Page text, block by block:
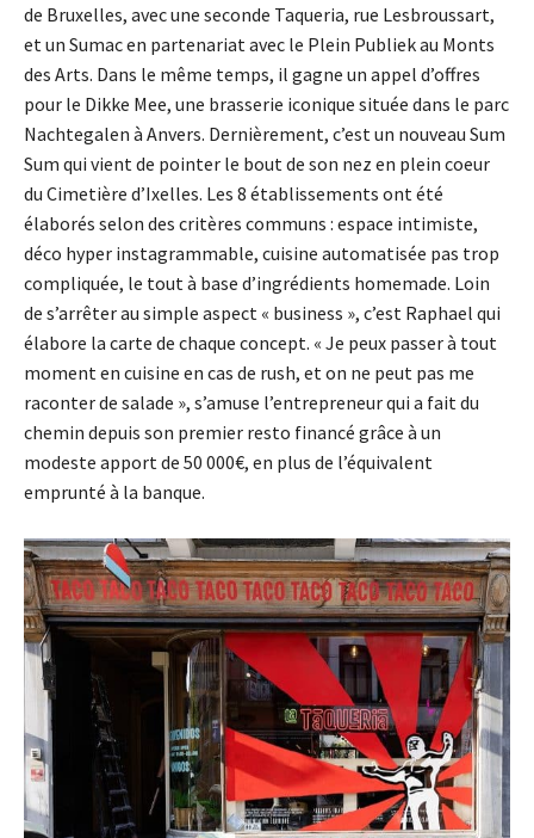
de Bruxelles, avec une seconde Taqueria, rue Lesbroussart,
et un Sumac en partenariat avec le Plein Publiek au Monts
des Arts. Dans le même temps, il gagne un appel d’offres
pour le Dikke Mee, une brasserie iconique située dans le parc
Nachtegalen à Anvers. Dernièrement, c’est un nouveau Sum
Sum qui vient de pointer le bout de son nez en plein coeur
du Cimetière d’Ixelles. Les 8 établissements ont été
élaborés selon des critères communs : espace intimiste,
déco hyper instagrammable, cuisine automatisée pas trop
compliquée, le tout à base d’ingrédients homemade. Loin
de s’arrêter au simple aspect « business », c’est Raphael qui
élabore la carte de chaque concept. « Je peux passer à tout
moment en cuisine en cas de rush, et on ne peut pas me
raconter de salade », s’amuse l’entrepreneur qui a fait du
chemin depuis son premier resto financé grâce à un
modeste apport de 50 000€, en plus de l’équivalent
emprunté à la banque.